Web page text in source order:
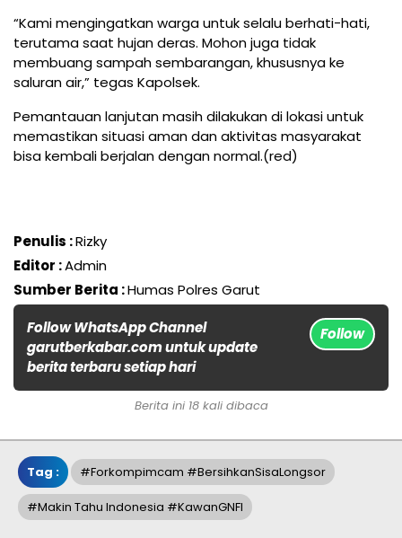
“Kami mengingatkan warga untuk selalu berhati-hati,
terutama saat hujan deras. Mohon juga tidak
membuang sampah sembarangan, khususnya ke
saluran air,” tegas Kapolsek.
Pemantauan lanjutan masih dilakukan di lokasi untuk
memastikan situasi aman dan aktivitas masyarakat
bisa kembali berjalan dengan normal.(red)
Penulis :Rizky
Editor :Admin
Sumber Berita :Humas Polres Garut
Follow WhatsApp Channel
garutberkabar.com untuk update
berita terbaru setiap hari
Follow
Berita ini 18 kali dibaca
Tag : #Forkompimcam #bersihkanSisaLongsor
#Makin Tahu Indonesia #KawanGNFI